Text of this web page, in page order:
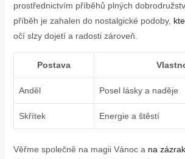
prostřednictvím příběhů plných
příběh je zahalen do nostalgické podoby,
očí slzy dojetí a radosti zároveň.
Postava
Anděl Posel lásky a naděje
Skřítek Energie ⁢a štěstí
Věřme společně na⁢ magii Vánoc a ⁢ na